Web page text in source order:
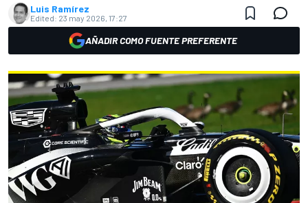
Luis Ramírez
Edited: 23 may 2026, 17:27
AÑADIR COMO FUENTE PREFERENTE